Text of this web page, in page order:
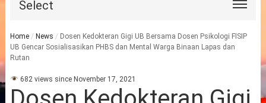
Select
Home / News / Dosen Kedokteran Gigi UB Bersama Dosen Psikologi FISIP
UB Gencar Sosialisasikan PHBS dan Mental Warga Binaan Lapas dan
Rutan
682 views since November 17, 2021